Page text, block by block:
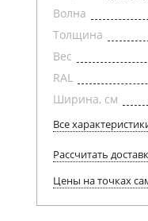
Волна
Толщина
Вес
RAL
Ширина, см
Все
Рассчитать
Цены на точках